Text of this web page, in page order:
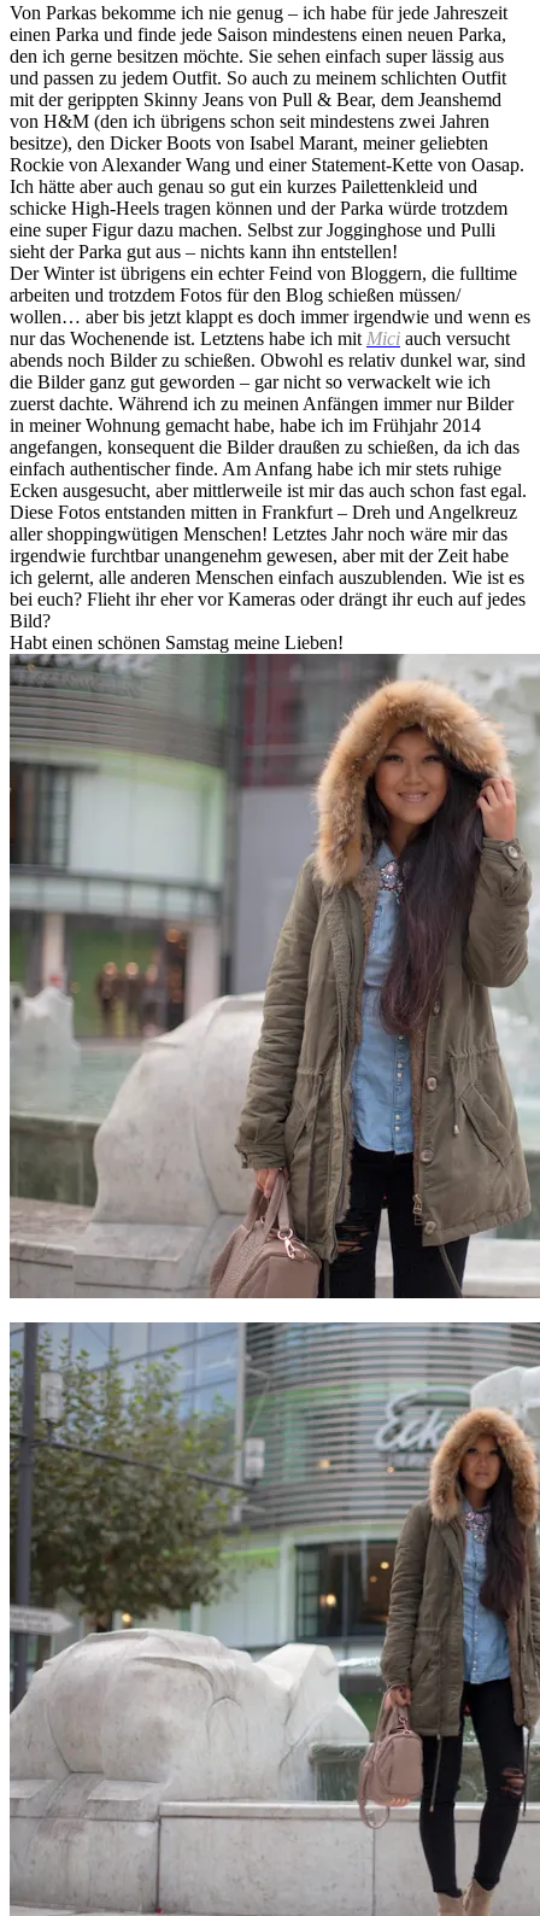
Von Parkas bekomme ich nie genug – ich habe für jede Jahreszeit
einen Parka und finde jede Saison mindestens einen neuen Parka,
den ich gerne besitzen möchte. Sie sehen einfach super lässig aus
und passen zu jedem Outfit. So auch zu meinem schlichten Outfit
mit der gerippten Skinny Jeans von Pull & Bear, dem Jeanshemd
von H&M (den ich übrigens schon seit mindestens zwei Jahren
besitze), den Dicker Boots von Isabel Marant, meiner geliebten
Rockie von Alexander Wang und einer Statement-Kette von Oasap.
Ich hätte aber auch genau so gut ein kurzes Pailettenkleid und
schicke High-Heels tragen können und der Parka würde trotzdem
eine super Figur dazu machen. Selbst zur Jogginghose und Pulli
sieht der Parka gut aus – nichts kann ihn entstellen!
Der Winter ist übrigens ein echter Feind von Bloggern, die fulltime
arbeiten und trotzdem Fotos für den Blog schießen müssen/
wollen… aber bis jetzt klappt es doch immer irgendwie und wenn es
nur das Wochenende ist. Letztens habe ich mit Mici auch versucht
abends noch Bilder zu schießen. Obwohl es relativ dunkel war, sind
die Bilder ganz gut geworden – gar nicht so verwackelt wie ich
zuerst dachte. Während ich zu meinen Anfängen immer nur Bilder
in meiner Wohnung gemacht habe, habe ich im Frühjahr 2014
angefangen, konsequent die Bilder draußen zu schießen, da ich das
einfach authentischer finde. Am Anfang habe ich mir stets ruhige
Ecken ausgesucht, aber mittlerweile ist mir das auch schon fast egal.
Diese Fotos entstanden mitten in Frankfurt – Dreh und Angelkreuz
aller shoppingwütigen Menschen! Letztes Jahr noch wäre mir das
irgendwie furchtbar unangenehm gewesen, aber mit der Zeit habe
ich gelernt, alle anderen Menschen einfach auszublenden. Wie ist es
bei euch? Flieht ihr eher vor Kameras oder drängt ihr euch auf jedes
Bild?
Habt einen schönen Samstag meine Lieben!